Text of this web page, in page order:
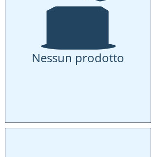
Nessun prodotto